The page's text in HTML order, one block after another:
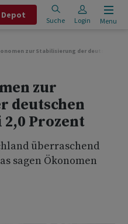
Depot
Suche Login Menu
zur Stabilisierung der deutschen
zur
deutschen
Prozent
überraschend
sagen Ökonomen